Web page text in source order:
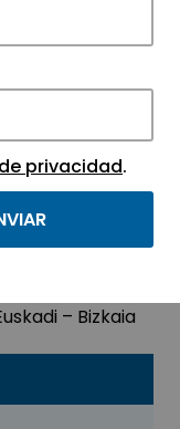
APTE.
Y
– Bizkaia
privacidad.